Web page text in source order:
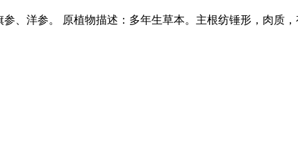
、洋参。 原植物描述：多年生草本。主根纺锤形，肉质